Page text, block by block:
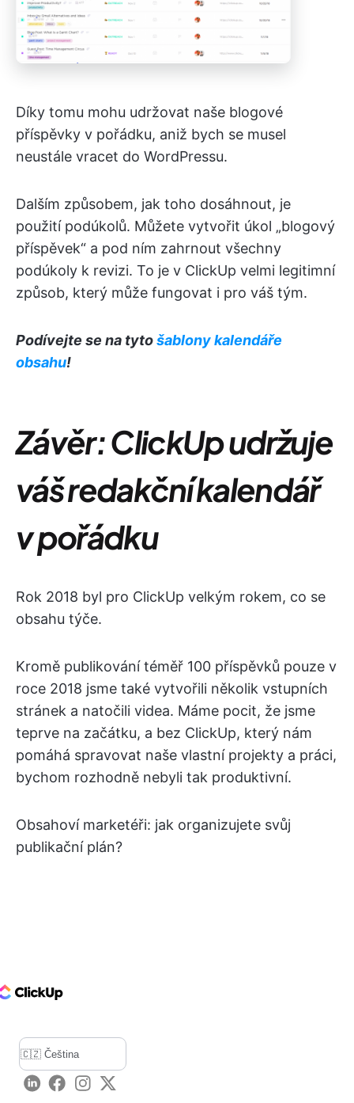
Díky tomu mohu udržovat naše blogové
příspěvky v pořádku, aniž bych se musel
neustále vracet do WordPressu.
Dalším způsobem, jak toho dosáhnout, je
použití podúkolů. Můžete vytvořit úkol „blogový
příspěvek“ a pod ním zahrnout všechny
podúkoly k revizi. To je v ClickUp velmi legitimní
způsob, který může fungovat i pro váš tým.
Podívejte se na tytošablony kalendáře
obsahu!
Závěr: ClickUp udržuje
váš redakční kalendář
v pořádku
Rok 2018 byl pro ClickUp velkým rokem, co se
obsahu týče.
Kromě publikování téměř 100 příspěvků pouze v
roce 2018 jsme také vytvořili několik vstupních
stránek a natočili videa. Máme pocit, že jsme
teprve na začátku, a bez ClickUp, který nám
pomáhá spravovat naše vlastní projekty a práci,
bychom rozhodně nebyli tak produktivní.
Obsahoví marketéři: jak organizujete svůj
publikační plán?
Logo
LinkedInFacebook
Instagram
Twitter